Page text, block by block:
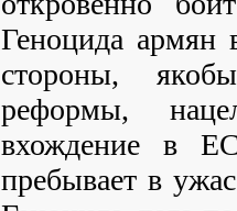
Геноцида армян
стороны,
реформы,
вхождение в
пребывает в